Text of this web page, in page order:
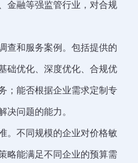
金融等强监管行业，对合规
查和服务案例。包括提供的
础优化、深度优化、合规优
；能否根据企业需求定制专
问题的能力。
。不同规模的企业对价格敏
略能满足不同企业的预算需